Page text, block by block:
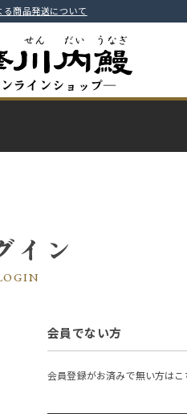
る商品発送について
イン
会員でない方
会員登録がお済みで無い方はこ